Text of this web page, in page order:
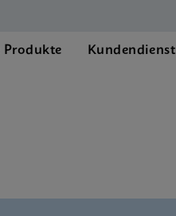
Produkte Kundendienst